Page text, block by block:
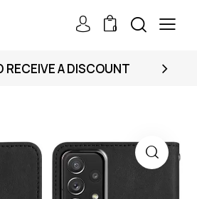
0
RECEIVE A DISCOUNT